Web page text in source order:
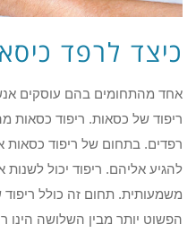
כיצד לרפד כיסא
אחד מהתחומים בהם עוסקים
ריפוד של כסאות. ריפוד כסאות
רפדים. בתחום של ריפוד כסאות
להגיע אליהם. ריפוד יכול
משמעותית. תחום זה כולל
הפשוט יותר מבין השלושה הינו